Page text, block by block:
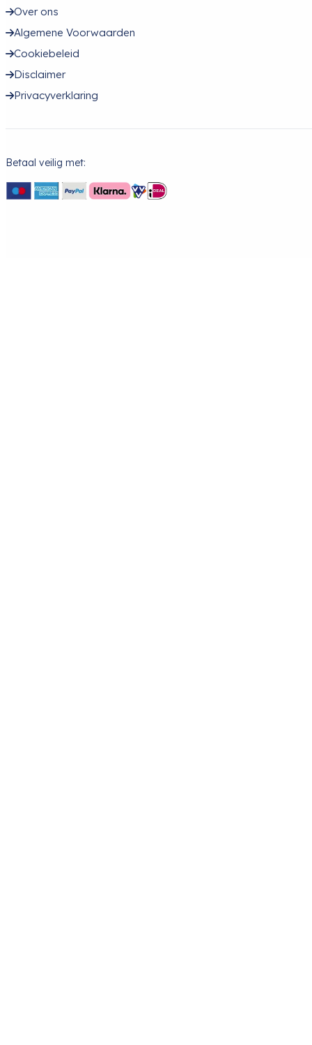
Over ons
Algemene Voorwaarden
Cookiebeleid
Disclaimer
Privacyverklaring
Betaal veilig met: